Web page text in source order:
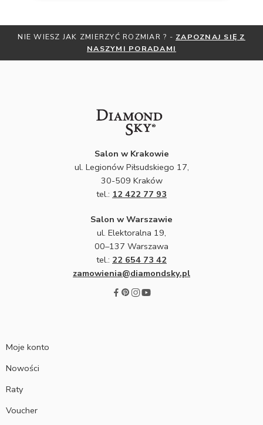
NIE WIESZ JAK ZMIERZYĆ ROZMIAR ? - ZAPOZNAJ SIĘ Z
NASZYMI PORADAMI
Salon w Krakowie
ul. Legionów Piłsudskiego 17,
30-509 Kraków
tel.: 12 422 77 93
Salon w Warszawie
ul. Elektoralna 19,
00–137 Warszawa
tel.: 22 654 73 42
zamowienia@diamondsky.pl
Moje konto
Nowości
Raty
Voucher